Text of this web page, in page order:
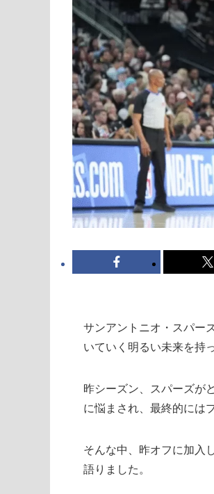
サンアントニオ・スパー
いていく明るい未来を持
昨シーズン、スパーズが
に悩まされ、最終的には
そんな中、昨オフに加入
語りました。